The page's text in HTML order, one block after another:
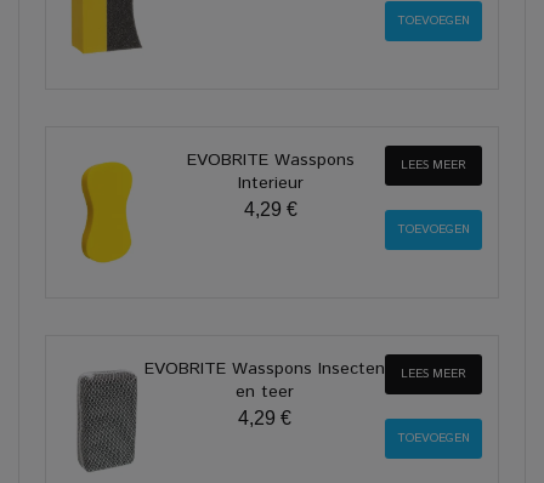
EVOBRITE Wasspons
Interieur
4,29 €
LEES MEER
EVOBRITE Wasspons Insecten
en teer
4,29 €
LEES MEER